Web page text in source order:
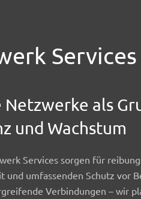
Services
Netzwerke als
und Wachstum
Services sorgen für
und umfassenden Schutz vor
Verbindungen – wir